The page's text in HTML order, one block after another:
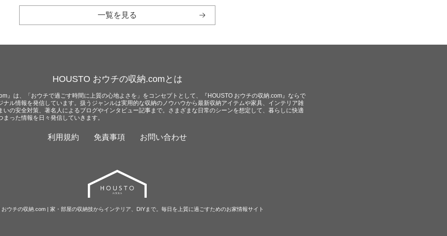
一覧を見る
HOUSTO おウチの収納.comとは
』は、「おウチで過ごす時間に上質の心地よさを」をコンセプトとして、『HOUSTO おウチの収納.com』ならで
ナル情報を発信しています。扱うジャンルは実用的な収納のノウハウから最新収納アイテムや家具、インテリア雑
いの安全対策、著名人によるブログやインタビュー記事まで。さまざまな日常のシーンを想定して、暮らしに快適
った情報を日々発信していきます。
利用規約 免責事項 お問い合わせ
ウチの収納.com | 家・部屋の収納技からインテリア、DIYまで。毎日を上質に過ごすためのお家情報サイト